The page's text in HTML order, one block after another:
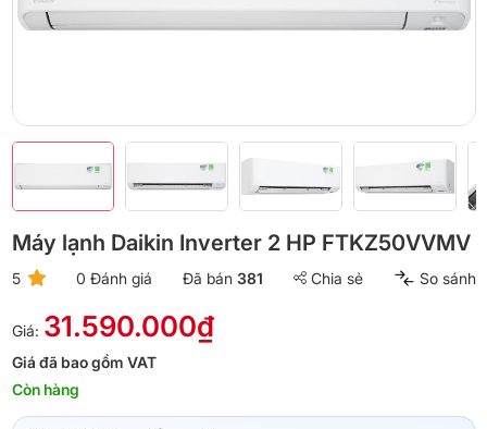
Máy lạnh Daikin Inverter 2 HP FTKZ50VVMV
5 0 Đánh giá Đã bán 381 Chia sẻ So sánh
Giá: 31.590.000₫
Giá đã bao gồm VAT
Còn hàng